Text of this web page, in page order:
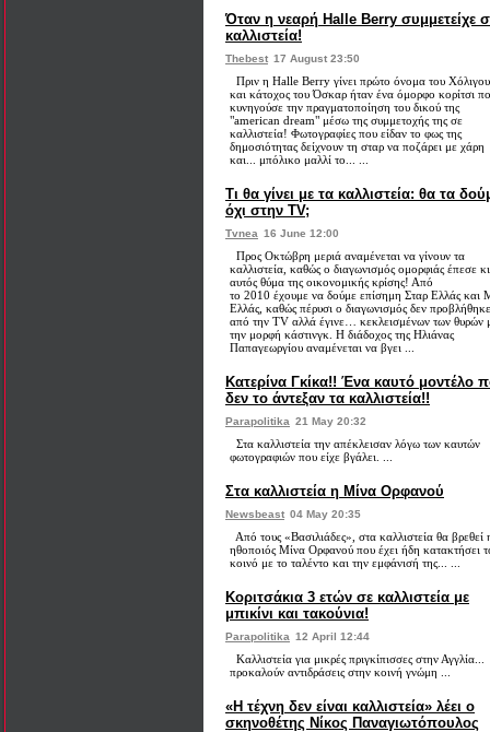
Όταν η νεαρή Halle Berry συμμετείχε
καλλιστεία!
Thebest 17 August 23:50
Πριν η Halle Berry γίνει πρώτο όνομα του
και κάτοχος του Όσκαρ ήταν ένα όμορφο κορίτσι
κυνηγούσε την πραγματοποίηση του δικού της
"american dream" μέσω της συμμετοχής της σε
καλλιστεία! Φωτογραφίες που είδαν το φως της
δημοσιότητας δείχνουν τη σταρ να ποζάρει με χάρη
και... μπόλικο μαλλί το... ...
Τι θα γίνει με τα καλλιστεία: θα τα
όχι στην TV;
Tvnea 16 June 12:00
Προς Οκτώβρη μεριά αναμένεται να γίνουν τα
καλλιστεία, καθώς ο διαγωνισμός ομορφιάς έπεσε κι
αυτός θύμα της οικονομικής κρίσης! Από
το 2010 έχουμε να δούμε επίσημη Σταρ Ελλάς και
Ελλάς, καθώς πέρυσι ο διαγωνισμός δεν προβλήθηκε
από την TV αλλά έγινε… κεκλεισμένων των θυρών
την μορφή κάστινγκ. Η διάδοχος της Ηλιάνας
Παπαγεωργίου αναμένεται να βγει ...
Κατερίνα Γκίκα!! Ένα καυτό μοντέλο
δεν το άντεξαν τα καλλιστεία!!
Parapolitika 21 May 20:32
Στα καλλιστεία την απέκλεισαν λόγω των καυτών
φωτογραφιών που είχε βγάλει. ...
Στα καλλιστεία η Μίνα Ορφανού
Newsbeast 04 May 20:35
Από τους «Βασιλιάδες», στα καλλιστεία θα βρεθεί
ηθοποιός Μίνα Ορφανού που έχει ήδη κατακτήσει
κοινό με το ταλέντο και την εμφάνισή της... ...
Κοριτσάκια 3 ετών σε καλλιστεία με
μπικίνι και τακούνια!
Parapolitika 12 April 12:44
Καλλιστεία για μικρές πριγκίπισσες στην Αγγλία...
προκαλούν αντιδράσεις στην κοινή γνώμη ...
«Η τέχνη δεν είναι καλλιστεία» λέει ο
σκηνοθέτης Νίκος Παναγιωτόπουλος